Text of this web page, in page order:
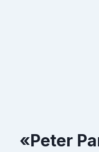
«Peter